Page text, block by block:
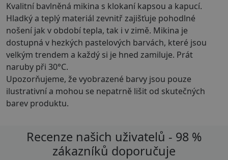
Kvalitní bavlněná mikina s klokaní kapsou a kapucí.
Hladký a teplý materiál zevnitř zajišťuje pohodlné
nošení jak v období tepla, tak i v zimě. Mikina je
dostupná v hezkých pastelových barvách, které jsou
velkým trendem a každý si je hned zamiluje. Prát
naruby při 30°C.
Upozorňujeme, že vyobrazené barvy jsou pouze
ilustrativní a mohou se nepatrně lišit od skutečných
barev produktu.
Recenze našich uživatelů - 98 %
zákazníků doporučuje